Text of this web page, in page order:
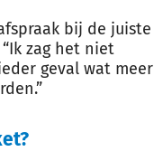
bij de juiste
zag het niet
geval wat meer